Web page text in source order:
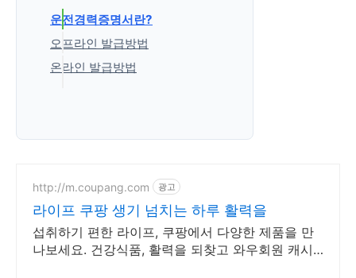
운전경력증명서란?
오프라인 발급방법
온라인 발급방법
http://m.coupang.com 광고
라이프 쿠팡 생기 넘치는 하루 활력을
섭취하기 편한 라이프, 쿠팡에서 다양한 제품을 만
나보세요. 건강식품, 활력을 되찾고 와우회원 캐시